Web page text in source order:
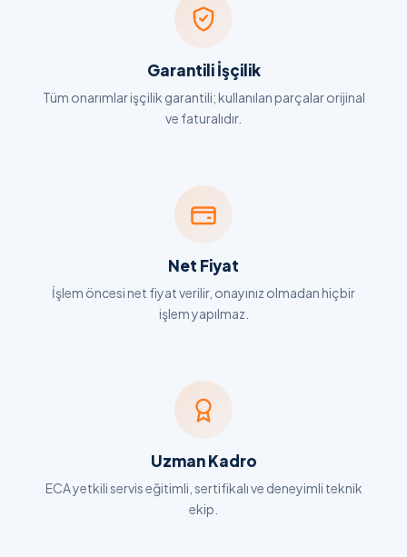
Garantili İşçilik
Tüm onarımlar işçilik garantili; kullanılan parçalar orijinal
ve faturalıdır.
Net Fiyat
İşlem öncesi net fiyat verilir, onayınız olmadan hiçbir
işlem yapılmaz.
Uzman Kadro
ECA yetkili servis eğitimli, sertifikalı ve deneyimli teknik
ekip.